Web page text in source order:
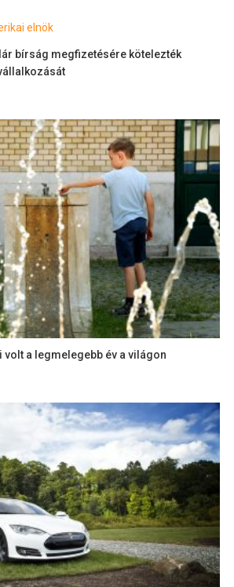
bírság megfizetésére kötelezték
volt a legmelegebb év a világon